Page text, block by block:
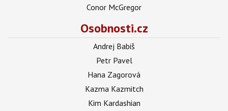
Conor McGregor
Osobnosti.cz
Andrej Babiš
Petr Pavel
Hana Zagorová
Kazma Kazmitch
Kim Kardashian